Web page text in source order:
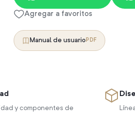
Agregar a favoritos
Manual de usuario PDF
y componentes de